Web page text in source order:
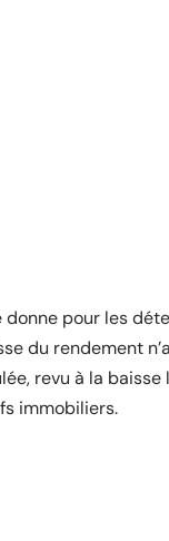
pour les
du rendement
revu à la
immobiliers.